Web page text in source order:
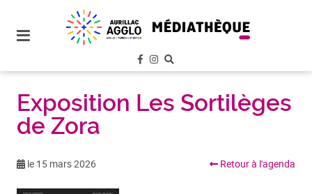
site
aller au
contenu
Exposition Les Sortilèges
de Zora
le 15 mars 2026 Retour à l'agenda